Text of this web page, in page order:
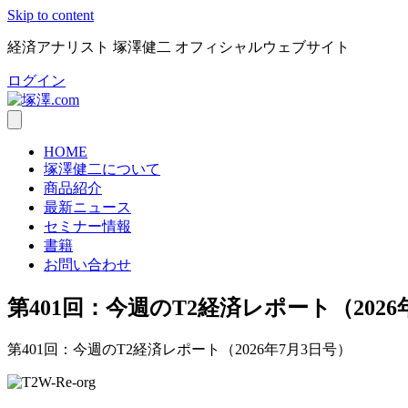
Skip to content
経済アナリスト 塚澤健二 オフィシャルウェブサイト
ログイン
HOME
塚澤健二について
商品紹介
最新ニュース
セミナー情報
書籍
お問い合わせ
第401回：今週のT2経済レポート（2026
第401回：今週のT2経済レポート（2026年7月3日号）